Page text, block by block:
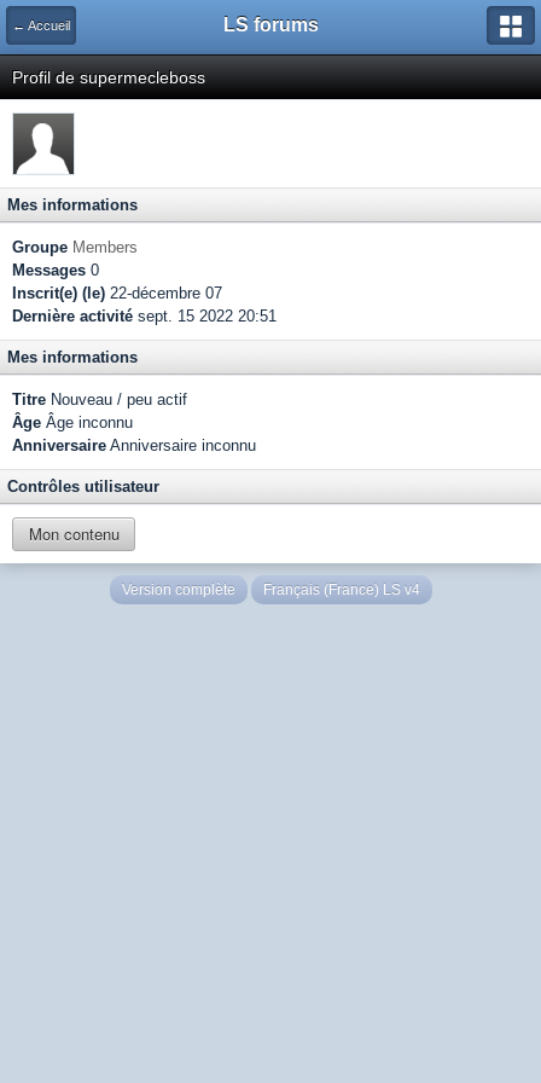
← Accueil LS forums
Profil de supermecleboss
Mes informations
Groupe Members
Messages 0
Inscrit(e) (le) 22-décembre 07
Dernière activité sept. 15 2022 20:51
Mes informations
Titre Nouveau / peu actif
Âge Âge inconnu
Anniversaire Anniversaire inconnu
Contrôles utilisateur
Mon contenu
Version complète Français (France) LS v4